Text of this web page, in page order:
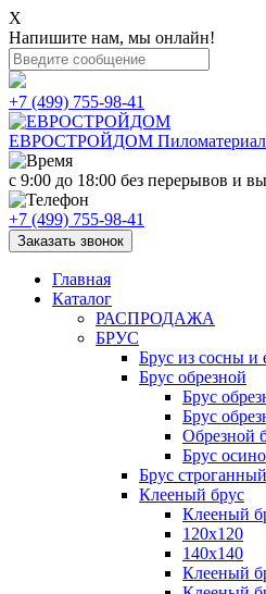
X
Напишите нам, мы онлайн!
+7 (499) 755-98-41
ЕВРОСТРОЙДОМ
с 9:00 до 18:00 без перерывов и
+7 (499) 755-98-41
Заказать звонок
Главная
Каталог
РАСПРОДАЖА
БРУС
Брус из сосны и
Брус обрезной
Брус
Брус
Обрезной
Брус
Брус
Клееный брус
Клееный
120х120
140х140
Клееный